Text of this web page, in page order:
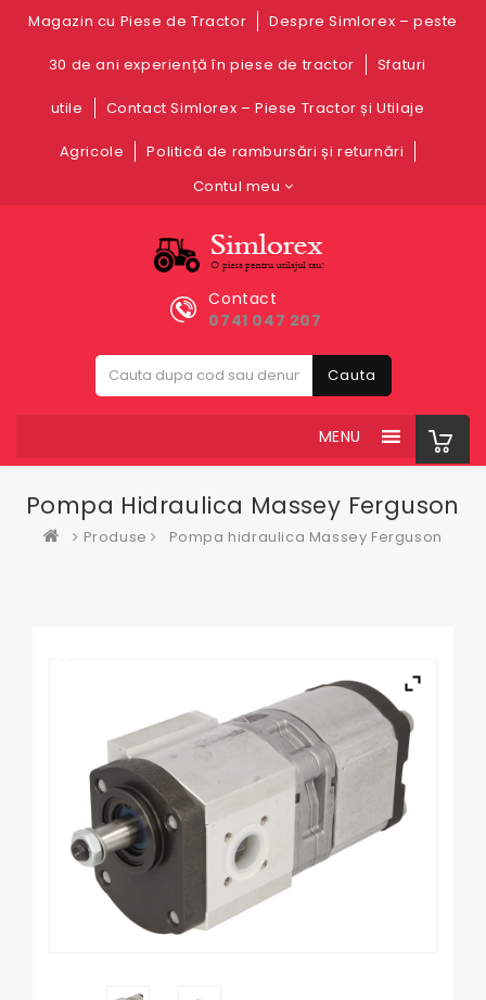
Magazin cu Piese de Tractor Despre Simlorex – peste
30 de ani experiență în piese de tractor Sfaturi
utile Contact Simlorex – Piese Tractor și Utilaje
Agricole
Politică de rambursări și returnări
Contul meu
Contact
0741 047 207
Cauta
MENU
Pompa Hidraulica Massey Ferguson
Produse Pompa hidraulica Massey Ferguson